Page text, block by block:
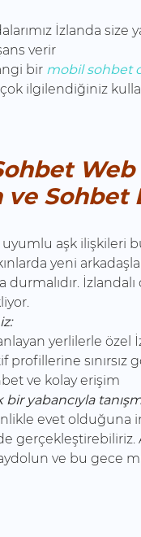
İzlanda size
verir
bir mobil sohbet
ilgilendiğiniz
Web
ve Sohbet
uyumlu aşk ilişkileri
yeni
durmalıdır.
yerlilerle özel
profillerine
ve kolay erişim
bir yabancıyla
evet
gerçekleştirebiliriz.
ve bu gece